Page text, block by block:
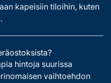
kapeisiin tiloihin, kuten
hintoja suurissa
vaihtoehdon